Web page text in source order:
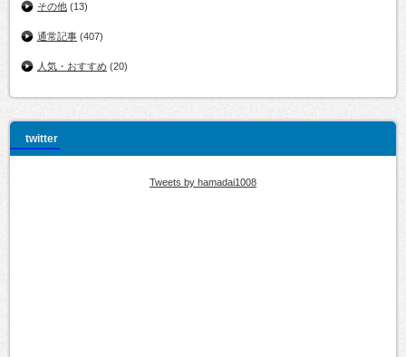
その他 (13)
通常記事 (407)
人気・おすすめ (20)
twitter
Tweets by hamadai1008